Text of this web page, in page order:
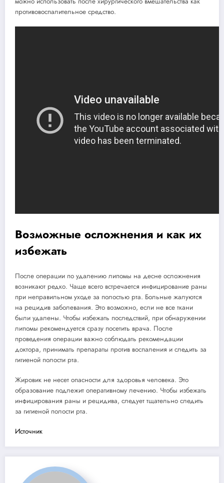
противовоспалительное средство.
Возможные осложнения и как их
избежать
После операции по удалению липомы на десне осложнения
возникают редко. Чаще всего встречается инфицирование раны
при неправильном уходе за полостью рта. Больные жалуются
на рецидив заболевания. Это возможно, если не все ткани
были удалены. Чтобы избежать последствий, при обнаружении
липомы рекомендуется сразу посетить врача. После
проведения операции важно соблюдать рекомендации
доктора, принимать препараты против воспаления и следить за
гигиеной полости рта.
Жировик не несет опасности для здоровья человека. Это
образование подлежит оперативному лечению. Чтобы избежать
инфицирования раны и рецидива, следует тщательно следить
за гигиеной полости рта.
Источник